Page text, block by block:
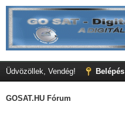
Üdvözöllek, Vendég! Belépés
GOSAT.HU Fórum